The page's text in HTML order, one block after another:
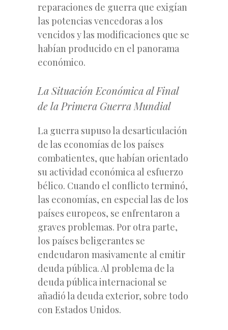
reparaciones de guerra que exigían
las potencias vencedoras a los
vencidos y las modificaciones que se
habían producido en el panorama
económico.
La Situación Económica al Final
de la Primera Guerra Mundial
La guerra supuso la desarticulación
de las economías de los países
combatientes, que habían orientado
su actividad económica al esfuerzo
bélico. Cuando el conflicto terminó,
las economías, en especial las de los
países europeos, se enfrentaron a
graves problemas. Por otra parte,
los países beligerantes se
endeudaron masivamente al emitir
deuda pública. Al problema de la
deuda pública internacional se
añadió la deuda exterior, sobre todo
con Estados Unidos.